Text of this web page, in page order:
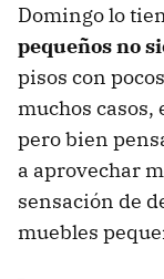
Domingo lo
pequeños no
pisos con
muchos
pero bien
a aprovechar
sensación de
muebles